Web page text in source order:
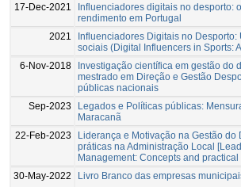
17-Dec-2021
Influenciadores digitais no desporto:
rendimento em Portugal
2021
Influenciadores Digitais no
sociais (Digital Influencers in Sports:
6-Nov-2018
Investigação científica em gestão do
mestrado em Direção e Gestão
públicas nacionais
Sep-2023
Legados e Políticas públicas:
Maracanã
22-Feb-2023
Liderança e Motivação na Gestão
práticas na Administração Local
Management: Concepts and
30-May-2022 Livro Branco das empresas